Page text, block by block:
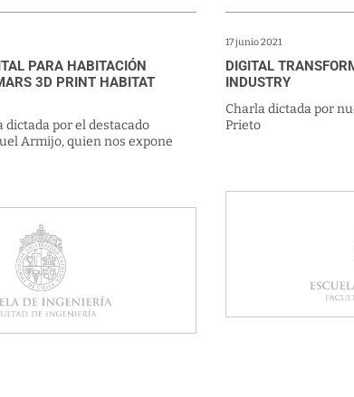
PARA HABITACIÓN
3D PRINT HABITAT
por el destacado
Armijo, quien nos expone
17 junio 2021
DIGITAL
INDUSTRY
Charla dictada por
Prieto